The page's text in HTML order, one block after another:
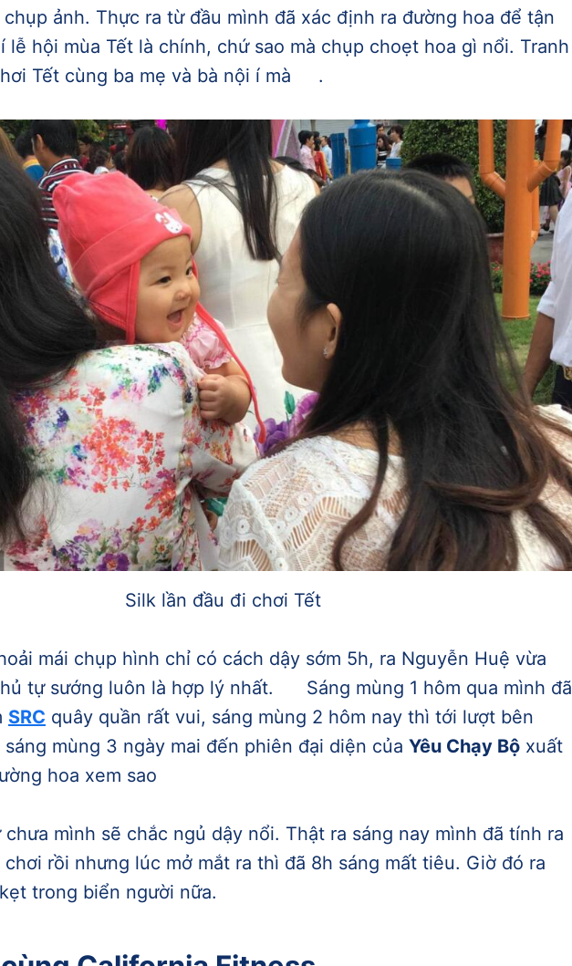
ảnh. Thực ra từ đầu mình đã xác định ra đường hoa để tận
lễ hội mùa Tết là chính, chứ sao mà chụp choẹt hoa gì nổi. Tranh
Tết cùng ba mẹ và bà nội í mà
.
Silk lần đầu đi chơi Tết
mái chụp hình chỉ có cách dậy sớm 5h, ra Nguyễn Huệ vừa
tự sướng luôn là hợp lý nhất.
Sáng mùng 1 hôm qua mình đã
SRC quây quần rất vui, sáng mùng 2 hôm nay thì tới lượt bên
mùng 3 ngày mai đến phiên đại diện của Yêu Chạy Bộ xuất
hoa xem sao
mình sẽ chắc ngủ dậy nổi. Thật ra sáng nay mình đã tính ra
rồi nhưng lúc mở mắt ra thì đã 8h sáng mất tiêu. Giờ đó ra
trong biển người nữa.